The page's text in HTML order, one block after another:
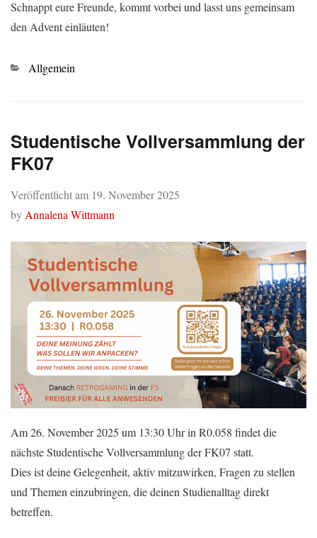
Schnappt eure Freunde, kommt vorbei und lasst uns gemeinsam
den Advent einläuten!
Kategorien
Allgemein
Studentische Vollversammlung der
FK07
Veröffentlicht am 19. November 2025
by Annalena Wittmann
Am 26. November 2025 um 13:30 Uhr in R0.058 findet die
nächste Studentische Vollversammlung der FK07 statt.
Dies ist deine Gelegenheit, aktiv mitzuwirken, Fragen zu stellen
und Themen einzubringen, die deinen Studienalltag direkt
betreffen.